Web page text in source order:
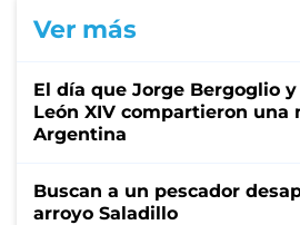
Ver más
El día que Jorge Bergoglio
León XIV compartieron una
Argentina
Buscan a un pescador
arroyo Saladillo